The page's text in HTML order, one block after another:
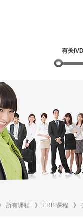
有关
所有课程 》 ERB 课程 》